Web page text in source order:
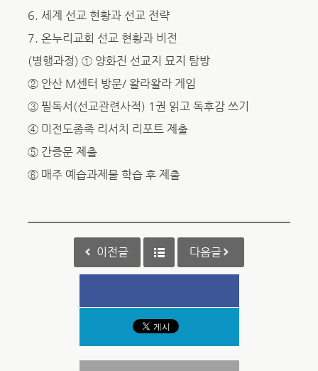
6. 세계 선교 현황과 선교 전략
7. 온누리교회 선교 현황과 비전
(병행과정) ① 양화진 선교지 묘지 탐방
② 안산 M센터 방문/ 왈라왈라 게임
③ 필독서(선교관련사적) 1권 읽고 독후감 쓰기
④ 미전도종족 리서치 리포트 제출
⑤ 간증문 제출
⑥ 매주 예습과제물 학습 후 제출
이전글 다음글